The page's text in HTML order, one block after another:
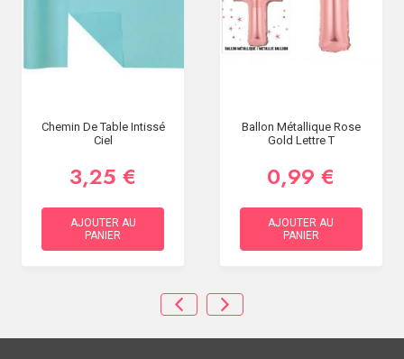
Chemin De Table Intissé
Ciel
3,25 €
AJOUTER AU
PANIER
Ballon Métallique Rose
Gold Lettre T
0,99 €
AJOUTER AU
PANIER